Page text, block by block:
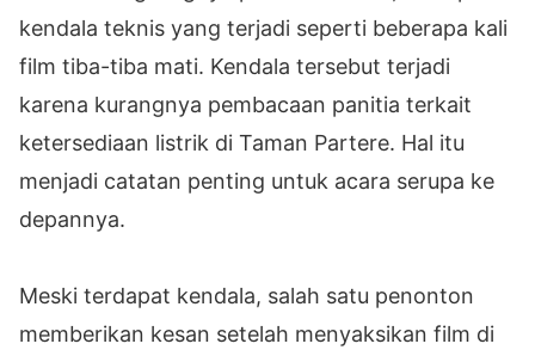
kendala teknis yang terjadi seperti beberapa kali
film tiba-tiba mati. Kendala tersebut terjadi
karena kurangnya pembacaan panitia terkait
ketersediaan listrik di Taman Partere. Hal itu
menjadi catatan penting untuk acara serupa ke
depannya.
Meski terdapat kendala, salah satu penonton
memberikan kesan setelah menyaksikan film di